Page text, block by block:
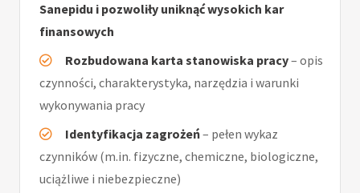
Sanepidu i pozwoliły uniknąć wysokich kar
finansowych
Rozbudowana karta stanowiska pracy– opis
czynności, charakterystyka, narzędzia i warunki
wykonywania pracy
Identyfikacja zagrożeń– pełen wykaz
czynników (m.in. fizyczne, chemiczne, biologiczne,
uciążliwe i niebezpieczne)